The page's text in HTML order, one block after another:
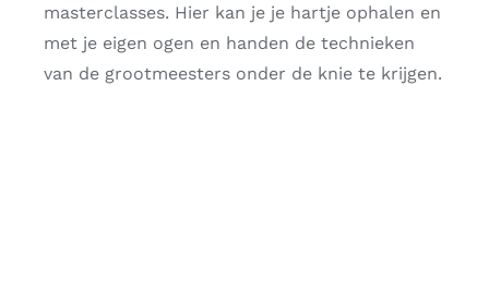
masterclasses. Hier kan je je hartje ophalen en
met je eigen ogen en handen de technieken
van de grootmeesters onder de knie te krijgen.